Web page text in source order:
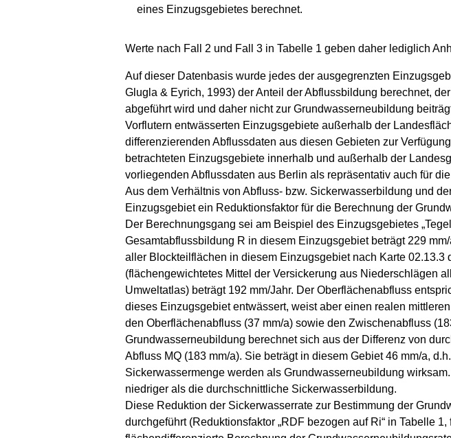
eines Einzugsgebietes berechnet.
Werte nach Fall 2 und Fall 3 in Tabelle 1 geben daher lediglich
Auf dieser Datenbasis wurde jedes der ausgegrenzten
Glugla & Eyrich, 1993) der Anteil der Abflussbildung berechnet,
abgeführt wird und daher nicht zur Grundwasserneubildung
Vorflutern entwässerten Einzugsgebiete außerhalb der
differenzierenden Abflussdaten aus diesen Gebieten zur
betrachteten Einzugsgebiete innerhalb und außerhalb der
vorliegenden Abflussdaten aus Berlin als repräsentativ auch für
Aus dem Verhältnis von Abfluss- bzw. Sickerwasserbildung und
Einzugsgebiet ein Reduktionsfaktor für die Berechnung der
Der Berechnungsgang sei am Beispiel des Einzugsgebietes
Gesamtabflussbildung R in diesem Einzugsgebiet beträgt 229
aller Blockteilflächen in diesem Einzugsgebiet nach Karte
(flächengewichtetes Mittel der Versickerung aus Niederschlägen
Umweltatlas) beträgt 192 mm/Jahr. Der Oberflächenabfluss
dieses Einzugsgebiet entwässert, weist aber einen realen
den Oberflächenabfluss (37 mm/a) sowie den Zwischenabfluss
Grundwasserneubildung berechnet sich aus der Differenz von
Abfluss MQ (183 mm/a). Sie beträgt in diesem Gebiet 46 mm/a,
Sickerwassermenge werden als Grundwasserneubildung
niedriger als die durchschnittliche Sickerwasserbildung.
Diese Reduktion der Sickerwasserrate zur Bestimmung der
durchgeführt (Reduktionsfaktor „RDF bezogen auf Ri“ in Tabelle